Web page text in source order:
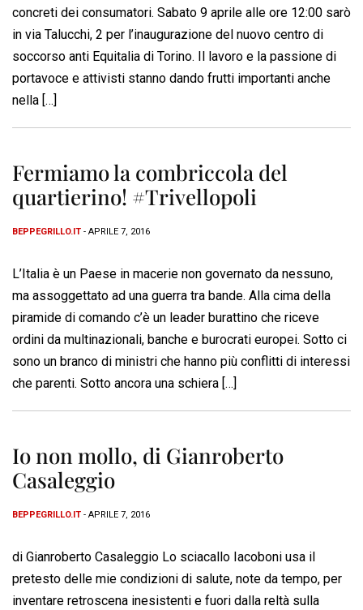
concreti dei consumatori. Sabato 9 aprile alle ore 12:00 sarò
in via Talucchi, 2 per l’inaugurazione del nuovo centro di
soccorso anti Equitalia di Torino. Il lavoro e la passione di
portavoce e attivisti stanno dando frutti importanti anche
nella […]
Fermiamo la combriccola del
quartierino! #Trivellopoli
BEPPEGRILLO.IT - APRILE 7, 2016
L’Italia è un Paese in macerie non governato da nessuno,
ma assoggettato ad una guerra tra bande. Alla cima della
piramide di comando c’è un leader burattino che riceve
ordini da multinazionali, banche e burocrati europei. Sotto ci
sono un branco di ministri che hanno più conflitti di interessi
che parenti. Sotto ancora una schiera […]
Io non mollo, di Gianroberto
Casaleggio
BEPPEGRILLO.IT - APRILE 7, 2016
di Gianroberto Casaleggio Lo sciacallo Iacoboni usa il
pretesto delle mie condizioni di salute, note da tempo, per
inventare retroscena inesistenti e fuori dalla reltà sulla